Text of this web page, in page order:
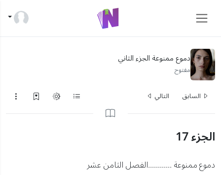
دموع ممنوعة الجزء الثاني
مفتوح
السابق
التالي
الجزء 17
دموع ممنوعة ............الفصل الثامن عشر